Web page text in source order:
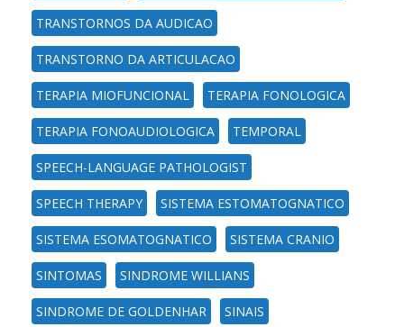
TRANSTORNOS DA AUDICAO
TRANSTORNO DA ARTICULACAO
TERAPIA MIOFUNCIONAL TERAPIA FONOLOGICA
TERAPIA FONOAUDIOLOGICA TEMPORAL
SPEECH-LANGUAGE PATHOLOGIST
SPEECH THERAPY SISTEMA ESTOMATOGNATICO
SISTEMA ESOMATOGNATICO SISTEMA CRANIO
SINTOMAS SINDROME WILLIANS
SINDROME DE GOLDENHAR SINAIS